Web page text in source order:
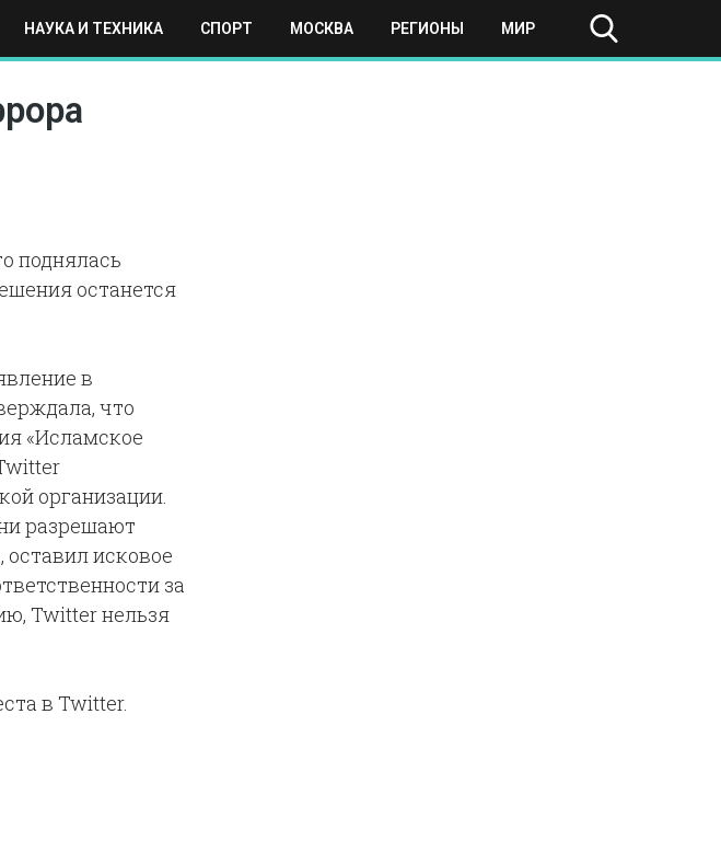
НАУКА И ТЕХНИКА СПОРТ МОСКВА РЕГИОНЫ МИР
РЕГИОНЫ МИР
поднялась
останется
в
что
«Исламское
организации.
разрешают
исковое
за
Twitter нельзя
в Twitter.